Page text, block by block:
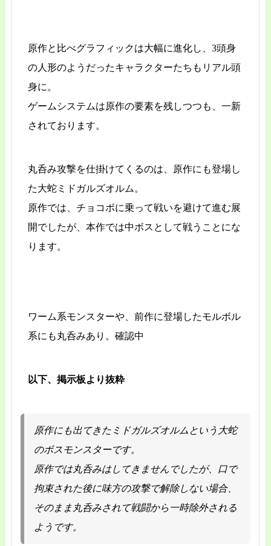
原作と比べグラフィックは大幅に進化し、3頭身
の人形のようだったキャラクターたちもリアル頭
身に。
ゲームシステムは原作の要素を残しつつも、一新
されております。
丸呑み攻撃を仕掛けてくるのは、原作にも登場し
た大蛇ミドガルズオルム。
原作では、チョコボに乗って戦いを避けて進む展
開でしたが、本作では中ボスとして戦うことにな
ります。
ワーム系モンスターや、前作に登場したモルボル
系にも丸呑みあり。確認中
以下、掲示板より抜粋
原作にも出てきたミドガルズオルムという大蛇
のボスモンスターです。
原作では丸呑みはしてきませんでしたが、口で
拘束された後に味方の攻撃で解除しない場合、
そのまま丸呑みされて戦闘から一時除外される
ようです。